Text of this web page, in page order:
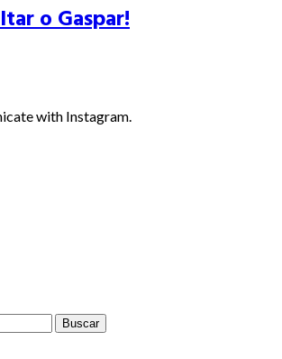
o Gaspar!
with Instagram.
Buscar